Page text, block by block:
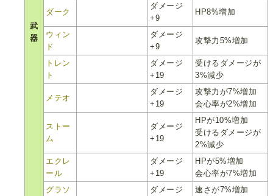
武
器
ダーク
ダメージ
+9
HP8%増加
ウィン
ド
ダメージ
+9
攻撃力5%増加
トレン
ト
ダメージ
+19
受けるダメージが
3%減少
メテオ
ダメージ
+19
攻撃力が7%増加
会心率が2%増加
ストー
ム
ダメージ
+19
HPが10%増加
受けるダメージが
2%減少
エクレ
ール
ダメージ
+19
HPが5%増加
会心率が7%増加
グラソ
ダメージ
速さが7%増加